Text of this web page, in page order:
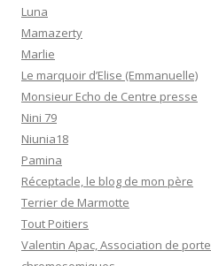
Luna
Mamazerty
Marlie
Le marquoir d’Elise (Emmanuelle)
Monsieur Echo de Centre presse
Nini 79
Niunia18
Pamina
Réceptacle, le blog de mon père
Terrier de Marmotte
Tout Poitiers
Valentin Apac, Association de